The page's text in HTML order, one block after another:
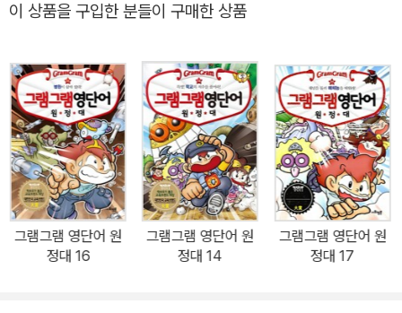
단어 원정대>는 그동안 무조건 외우는 걸로만 생각되던 영단어를
타지 만화 스토리에 녹여내어, 아이들이 스스로 영단어를 조립할 수
있게 하는 ‘영단어 레고 학습법’을 담고 있기 때문이다. 하나를 보면
열을 알 수 있게 하는 이 레고 학습법은 아이의 영단어 실력을 쑥쑥 자
라게 할 것이다. 지금까지 <그램그램 영단어 원정대>는 다양한 조어
법을 통해 영단어를 소개해 왔다. 1~3권에서는 단어 앞에 붙는 ‘접두
사’를, 4~5권에서는 단어 뒤에 붙는 ‘접미사’를 다뤘고, 단어의 기원
인 ‘어근’, 두 단어가 붙어 이뤄지는 ‘복합명사’ 외에도 ‘유의어’, ‘반의
어’, ‘다의어’, ‘불규칙동사’ 등, 다채로운 영단어 조어 원리로 영단어들
이 상품을 구입한 분들이 구매한 상품
그램그램 영단어 원
정대 16
그램그램 영단어 원
정대 14
그램그램 영단어 원
정대 17